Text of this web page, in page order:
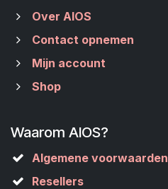
Over AIOS
Contact opnemen
Mijn account
Shop
Waarom AIOS?
Algemene voorwaarden
Resellers